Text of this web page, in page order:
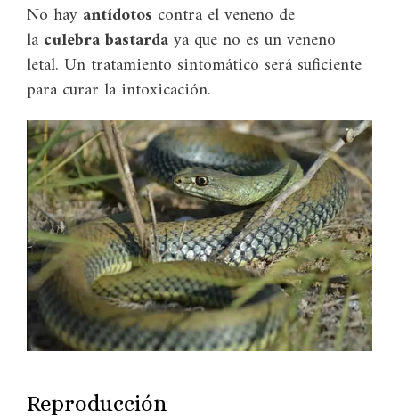
No hay antídotos contra el veneno de
la culebra bastardaya que no es un veneno
letal. Un tratamiento sintomático será suficiente
para curar la intoxicación.
Reproducción